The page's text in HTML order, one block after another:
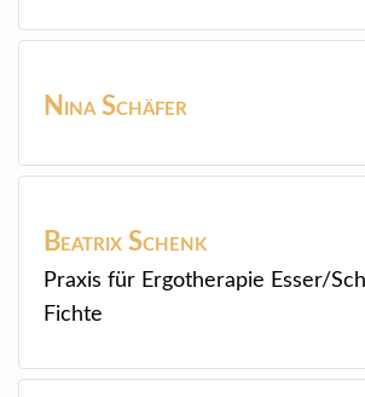
Nina Schäfer
Beatrix Schenk
Praxis für Ergotherapie Esser/
Fichte